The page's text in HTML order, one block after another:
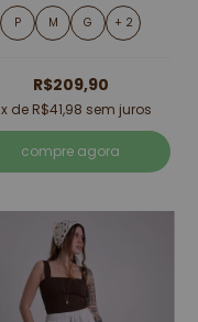
P M G + 2
R$209,90
x de R$41,98 sem juros
compre agora